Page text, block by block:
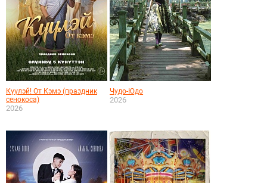
Күүлэй! От Кэмэ (праздник
сенокоса)
2026
Чудо-Юдо
2026